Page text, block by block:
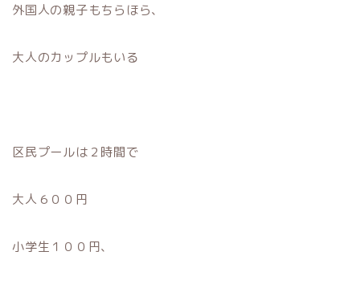
外国人の親子もちらほら、
大人のカップルもいる
区民プールは２時間で
大人６００円
小学生１００円、